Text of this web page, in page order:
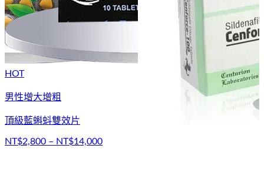
HOT
男性增大增粗
頂級藍蝌蚪雙效片
NT$2,800 – NT$14,000